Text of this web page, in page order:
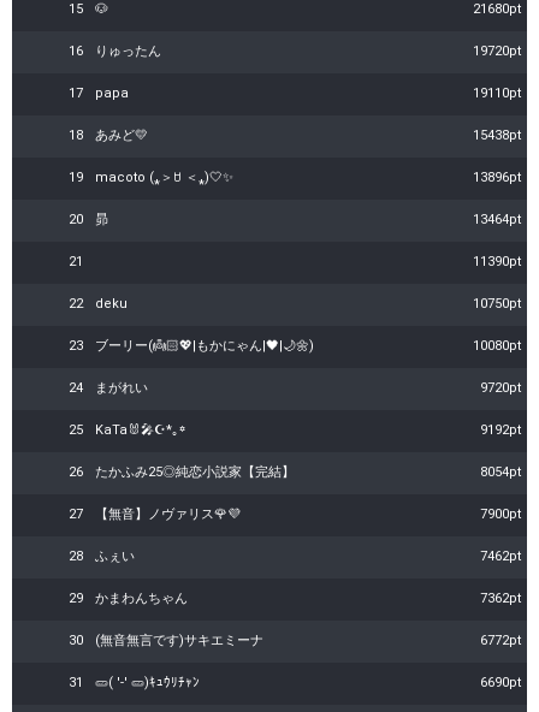
15 🐶 21680pt
16 りゅったん 19720pt
17 papa 19110pt
18 あみど💛 15438pt
19 macoto (⁎＞ꇴ ＜⁎)🤍✨ 13896pt
20 昴 13464pt
21 11390pt
22 deku 10750pt
23 ブーリー(👼🏻‎💖|もかにゃん|🖤|🌙🌼) 10080pt
24 まがれい 9720pt
25 KaTa🐰🎤☪︎*｡꙳ 9192pt
26 たかふみ25◎純恋小説家【完結】 8054pt
27 【無音】ノヴァリス🌹💜 7900pt
28 ふぇい 7462pt
29 かまわんちゃん 7362pt
30 (無音無言です)サキエミーナ 6772pt
31 🥒( '-' 🥒)ｷｭｳﾘﾁｬﾝ 6690pt